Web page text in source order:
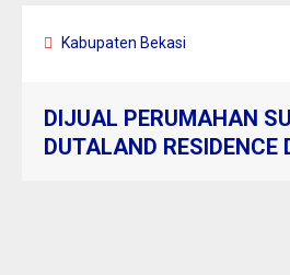
Kabupaten Bekasi
DIJUAL PERUMAHAN
DUTALAND RESIDENCE